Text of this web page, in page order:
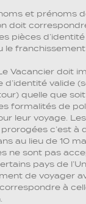
et prénoms
doit
pièces
le
Vacancier doit
d’identité valide
quelle que
formalités de
leur voyage.
c’est à
au lieu de 10
ne sont pas
pays de
de voyager
à